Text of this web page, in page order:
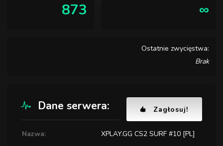
873 ∞
Ostatnie zwycięstwa:
Brak
Dane serwera: Zagłosuj!
Nazwa:
XPLAY.GG CS2 SURF #10 [PL]